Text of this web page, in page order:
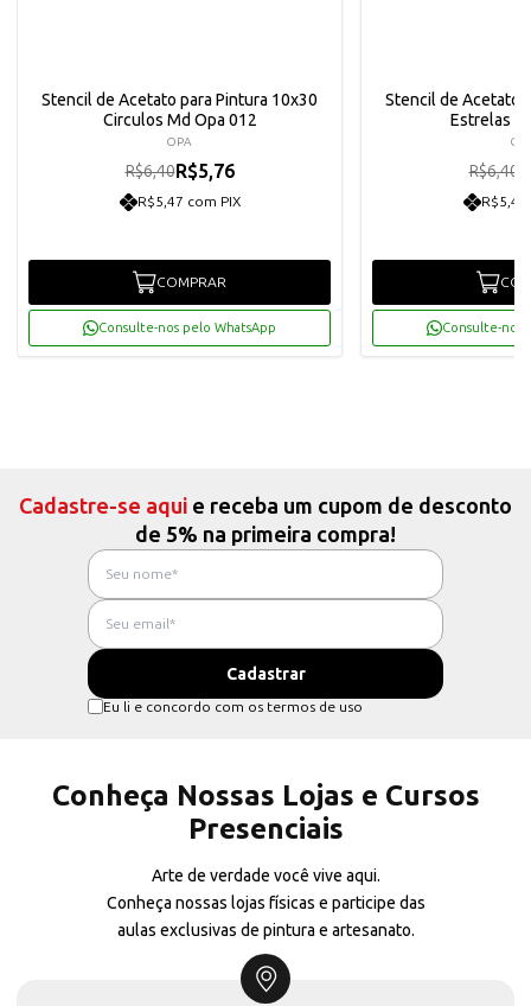
Stencil de Acetato para Pintura 10x30
Circulos Md Opa 012
OPA
R$6,40R$5,76
R$5,47 com PIX
COMPRAR
Consulte-nos pelo WhatsApp
Stencil de Acetato
Estrelas
R$6,40
R$5,47
Consulte-nos
Cadastre-se aqui e receba um cupom de desconto
de 5% na primeira compra!
Eu li e concordo com os termos de uso
Conheça Nossas Lojas e Cursos
Presenciais
Arte de verdade você vive aqui.
Conheça nossas lojas físicas e participe das
aulas exclusivas de pintura e artesanato.